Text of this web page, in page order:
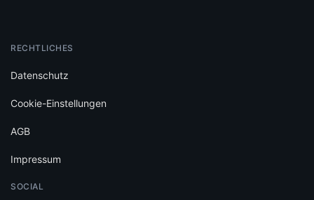
RECHTLICHES
Datenschutz
Cookie-Einstellungen
AGB
Impressum
SOCIAL